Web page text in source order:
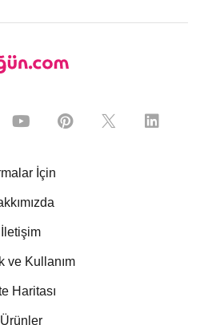
İçin
İletişim
ve Kullanım
Haritası
Ürünler